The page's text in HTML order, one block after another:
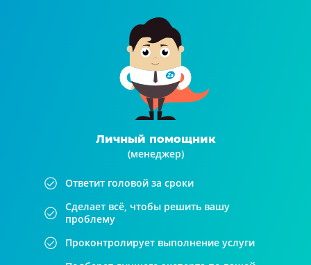
Личный помощник
(менеджер)
Ответит головой за сроки
Сделает всё, чтобы решить вашу
проблему
Проконтролирует выполнение услуги